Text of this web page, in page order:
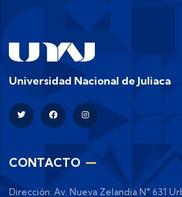
Universidad Nacional de Juliaca
CONTACTO
Dirección: Av. Nueva Zelandia N° 631